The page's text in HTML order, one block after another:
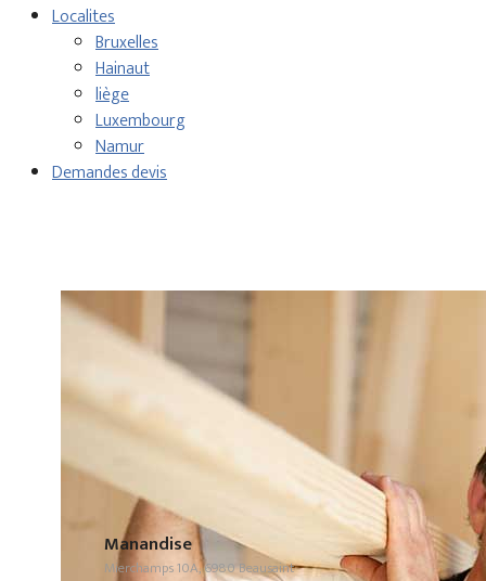
Localites
Bruxelles
Hainaut
liège
Luxembourg
Namur
Demandes devis
Manandise
Mierchamps 10A, 6980 Beausaint